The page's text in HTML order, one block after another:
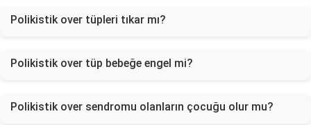
Polikistik over tüpleri tıkar mı?
Polikistik over tüp bebeğe engel mi?
Polikistik over sendromu olanların çocuğu olur mu?